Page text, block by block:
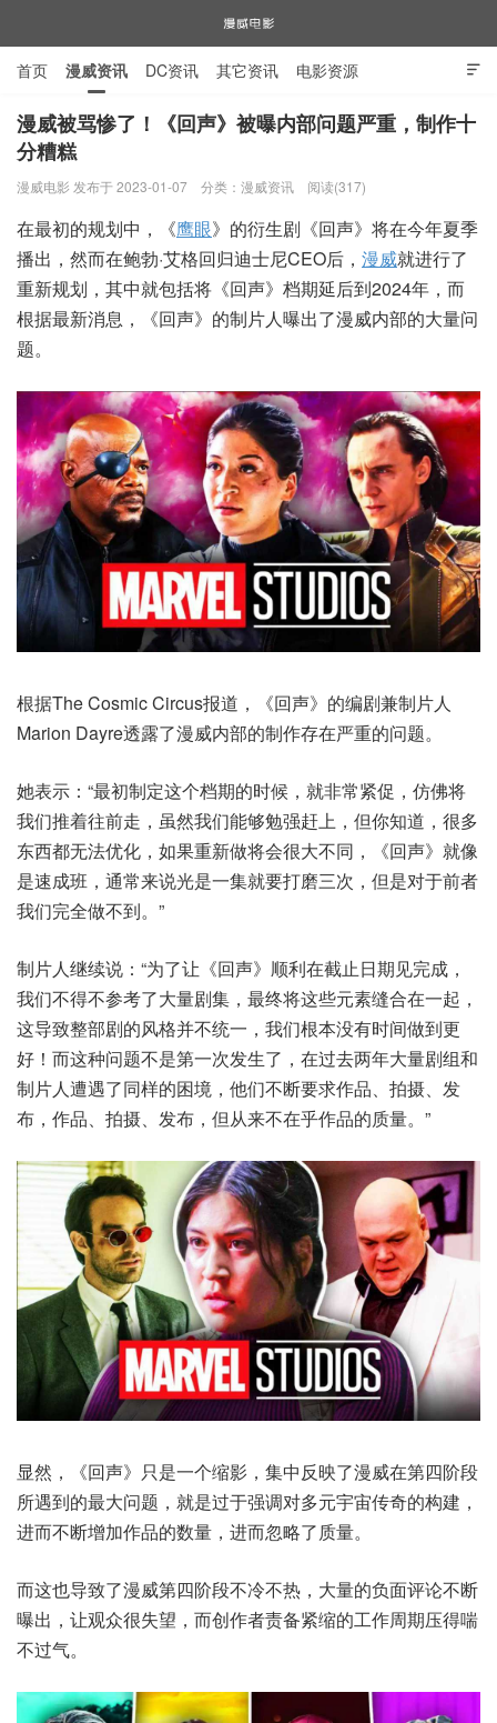
漫威电影

首页 漫威资讯 DC资讯 其它资讯 电影资源
电视剧资源 漫威图片
漫威被骂惨了！《回声》被曝内部问题严重，制作十
分糟糕
漫威电影 发布于 2023-01-07 分类： 漫威资讯 阅读(317)
在最初的规划中，《鹰眼》的衍生剧《回声》将在今年夏季
播出，然而在鲍勃·艾格回归迪士尼CEO后， 漫威就进行了
重新规划，其中就包括将《回声》档期延后到2024年，而
根据最新消息，《回声》的制片人曝出了漫威内部的大量问
题。
根据The Cosmic Circus报道，《回声》的编剧兼制片人
Marion Dayre透露了漫威内部的制作存在严重的问题。
她表示：“最初制定这个档期的时候，就非常紧促，仿佛将
我们推着往前走，虽然我们能够勉强赶上，但你知道，很多
东西都无法优化，如果重新做将会很大不同，《回声》就像
是速成班，通常来说光是一集就要打磨三次，但是对于前者
我们完全做不到。”
制片人继续说：“为了让《回声》顺利在截止日期见完成，
我们不得不参考了大量剧集，最终将这些元素缝合在一起，
这导致整部剧的风格并不统一，我们根本没有时间做到更
好！而这种问题不是第一次发生了，在过去两年大量剧组和
制片人遭遇了同样的困境，他们不断要求作品、拍摄、发
布，作品、拍摄、发布，但从来不在乎作品的质量。”
显然，《回声》只是一个缩影，集中反映了漫威在第四阶段
所遇到的最大问题，就是过于强调对多元宇宙传奇的构建，
进而不断增加作品的数量，进而忽略了质量。
而这也导致了漫威第四阶段不冷不热，大量的负面评论不断
曝出，让观众很失望，而创作者责备紧缩的工作周期压得喘
不过气。